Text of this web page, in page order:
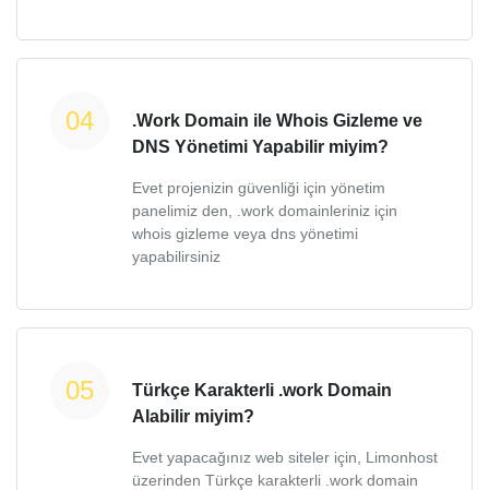
.Work Domain ile Whois Gizleme ve
DNS Yönetimi Yapabilir miyim?
Evet projenizin güvenliği için yönetim
panelimiz den, .work domainleriniz için
whois gizleme veya dns yönetimi
yapabilirsiniz
Türkçe Karakterli .work Domain
Alabilir miyim?
Evet yapacağınız web siteler için, Limonhost
üzerinden Türkçe karakterli .work domain